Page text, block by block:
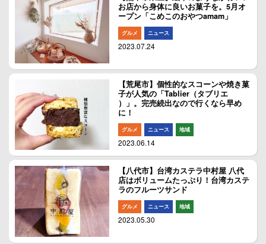
お店から身体に良いお菓子を。5月オ
ープン「こめこのおやつamam」
グルメ ニュース
2023.07.24
【荒尾市】個性的なスコーンや焼き菓
子が人気の「Tablier（タブリエ
）」。完売続出なので行くなら早め
に！
グルメ ニュース 地域
2023.06.14
【八代市】台湾カステラ中村屋 八代
店はボリュームたっぷり！台湾カステ
ラのフルーツサンド
グルメ ニュース 地域
2023.05.30